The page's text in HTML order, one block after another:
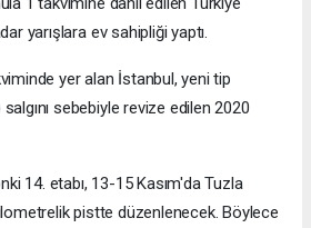
yarışlara ev sahipliği yaptı.
yer alan İstanbul, yeni tip
sebebiyle revize edilen 2020
14. etabı, 13-15 Kasım'da Tuzla
pistte düzenlenecek. Böylece